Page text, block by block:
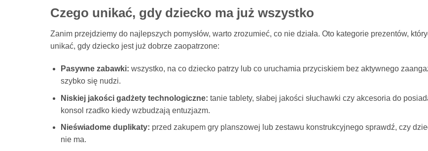
Czego unikać, gdy dziecko ma już wszystko
Zanim przejdziemy do najlepszych pomysłów, warto zrozumieć, co nie działa. Oto kategorie prezentów,
unikać, gdy dziecko jest już dobrze zaopatrzone:
Pasywne zabawki: wszystko, na co dziecko patrzy lub co uruchamia przyciskiem bez aktywnego
szybko się nudzi.
Niskiej jakości gadżety technologiczne: tanie tablety, słabej jakości słuchawki czy akcesoria do
konsol rzadko kiedy wzbudzają entuzjazm.
Nieświadome duplikaty: przed zakupem gry planszowej lub zestawu konstrukcyjnego sprawdź, czy
nie ma.